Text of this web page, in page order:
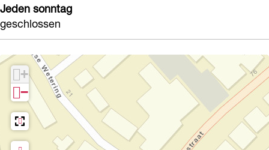
u
t
Jeden sonntag
geschlossen
+
−